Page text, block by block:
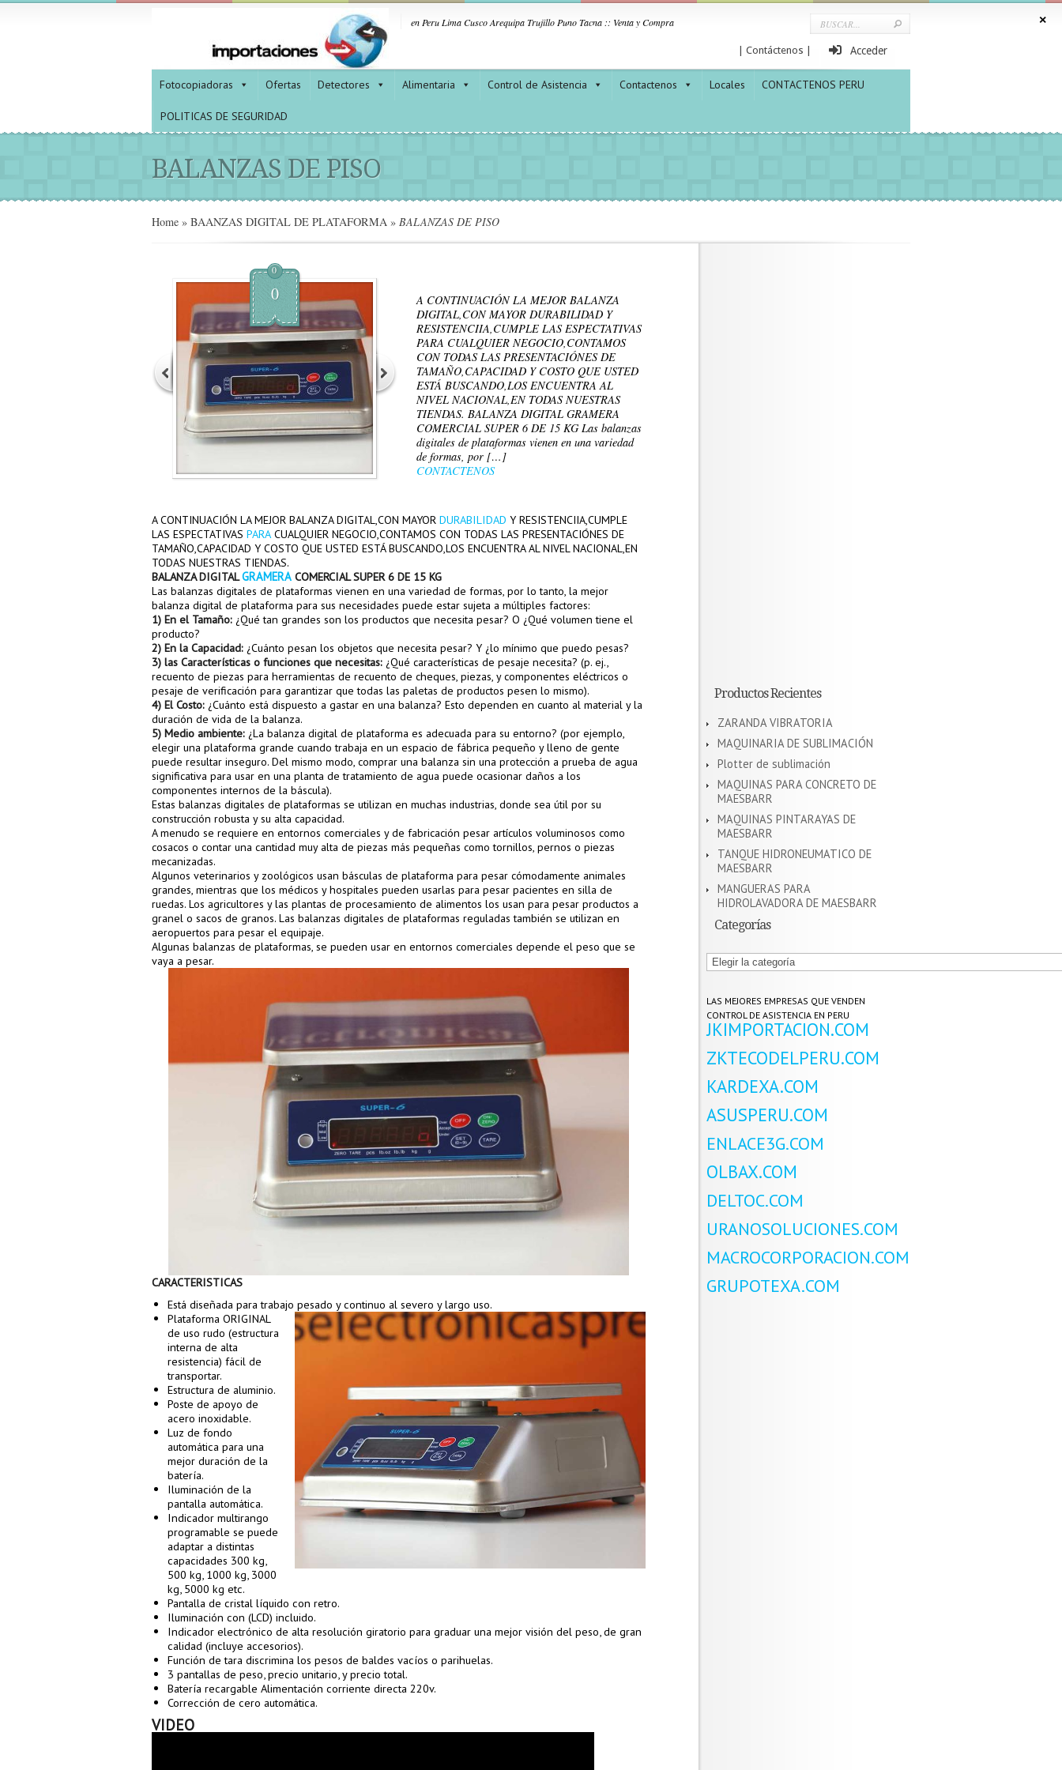
en Peru Lima Cusco Arequipa Trujillo Puno Tacna :: Venta y Compra
| Contáctenos | Acceder
Fotocopiadoras Ofertas Detectores Alimentaria Control de Asistencia Contactenos Locales CONTACTENOS PERU
POLITICAS DE SEGURIDAD
BALANZAS DE PISO
Home » BAANZAS DIGITAL DE PLATAFORMA » BALANZAS DE PISO
0
0
A CONTINUACIÓN LA MEJOR BALANZA
DIGITAL,CON MAYOR DURABILIDAD Y
RESISTENCIIA,CUMPLE LAS ESPECTATIVAS
PARA CUALQUIER NEGOCIO,CONTAMOS
CON TODAS LAS PRESENTACIÓNES DE
TAMAÑO,CAPACIDAD Y COSTO QUE USTED
ESTÁ BUSCANDO,LOS ENCUENTRA AL
NIVEL NACIONAL,EN TODAS NUESTRAS
TIENDAS. BALANZA DIGITAL GRAMERA
COMERCIAL SUPER 6 DE 15 KG Las balanzas
digitales de plataformas vienen en una variedad
de formas, por […]
CONTACTENOS
A CONTINUACIÓN LA MEJOR BALANZA DIGITAL,CON MAYOR DURABILIDAD Y RESISTENCIIA,CUMPLE
LAS ESPECTATIVAS PARA CUALQUIER NEGOCIO,CONTAMOS CON TODAS LAS PRESENTACIÓNES DE
TAMAÑO,CAPACIDAD Y COSTO QUE USTED ESTÁ BUSCANDO,LOS ENCUENTRA AL NIVEL NACIONAL,EN
TODAS NUESTRAS TIENDAS.
BALANZA DIGITALGRAMERA COMERCIAL SUPER 6 DE 15 KG
Las balanzas digitales de plataformas vienen en una variedad de formas, por lo tanto, la mejor
balanza digital de plataforma para sus necesidades puede estar sujeta a múltiples factores:
1) En el Tamaño: ¿Qué tan grandes son los productos que necesita pesar? O ¿Qué volumen tiene el
producto?
2) En la Capacidad: ¿Cuánto pesan los objetos que necesita pesar? Y ¿lo mínimo que puedo pesas?
3) las Características o funciones que necesitas: ¿Qué características de pesaje necesita? (p. ej.,
recuento de piezas para herramientas de recuento de cheques, piezas, y componentes eléctricos o
pesaje de verificación para garantizar que todas las paletas de productos pesen lo mismo).
4) El Costo: ¿Cuánto está dispuesto a gastar en una balanza? Esto dependen en cuanto al material y la
duración de vida de la balanza.
5) Medio ambiente: ¿La balanza digital de plataforma es adecuada para su entorno? (por ejemplo,
elegir una plataforma grande cuando trabaja en un espacio de fábrica pequeño y lleno de gente
puede resultar inseguro. Del mismo modo, comprar una balanza sin una protección a prueba de agua
significativa para usar en una planta de tratamiento de agua puede ocasionar daños a los
componentes internos de la báscula).
Estas balanzas digitales de plataformas se utilizan en muchas industrias, donde sea útil por su
construcción robusta y su alta capacidad.
A menudo se requiere en entornos comerciales y de fabricación pesar artículos voluminosos como
cosacos o contar una cantidad muy alta de piezas más pequeñas como tornillos, pernos o piezas
mecanizadas.
Algunos veterinarios y zoológicos usan básculas de plataforma para pesar cómodamente animales
grandes, mientras que los médicos y hospitales pueden usarlas para pesar pacientes en silla de
ruedas. Los agricultores y las plantas de procesamiento de alimentos los usan para pesar productos a
granel o sacos de granos. Las balanzas digitales de plataformas reguladas también se utilizan en
aeropuertos para pesar el equipaje.
Algunas balanzas de plataformas, se pueden usar en entornos comerciales depende el peso que se
vaya a pesar.
CARACTERISTICAS
Está diseñada para trabajo pesado y continuo al severo y largo uso.
Plataforma ORIGINAL
de uso rudo (estructura
interna de alta
resistencia) fácil de
transportar.
Estructura de aluminio.
Poste de apoyo de
acero inoxidable.
Luz de fondo
automática para una
mejor duración de la
batería.
Iluminación de la
pantalla automática.
Indicador multirango
programable se puede
adaptar a distintas
capacidades 300 kg,
500 kg, 1000 kg, 3000
kg, 5000 kg etc.
Pantalla de cristal líquido con retro.
Iluminación con (LCD) incluido.
Indicador electrónico de alta resolución giratorio para graduar una mejor visión del peso, de gran
calidad (incluye accesorios).
Función de tara discrimina los pesos de baldes vacíos o parihuelas.
3 pantallas de peso, precio unitario, y precio total.
Batería recargable Alimentación corriente directa 220v.
Corrección de cero automática.
VIDEO
Productos Recientes
ZARANDA VIBRATORIA
MAQUINARIA DE SUBLIMACIÓN
Plotter de sublimación
MAQUINAS PARA CONCRETO DE
MAESBARR
MAQUINAS PINTARAYAS DE
MAESBARR
TANQUE HIDRONEUMATICO DE
MAESBARR
MANGUERAS PARA
HIDROLAVADORA DE MAESBARR
Categorías
Categorías
LAS MEJORES EMPRESAS QUE VENDEN
CONTROL DE ASISTENCIA EN PERU
JKIMPORTACION.COM
ZKTECODELPERU.COM
KARDEXA.COM
ASUSPERU.COM
ENLACE3G.COM
OLBAX.COM
DELTOC.COM
URANOSOLUCIONES.COM
MACROCORPORACION.COM
GRUPOTEXA.COM